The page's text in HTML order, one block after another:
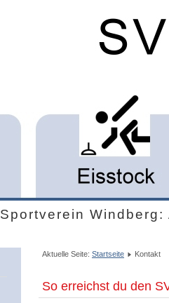
Aktuelle Seite: Startseite Kontakt
So erreichst du den